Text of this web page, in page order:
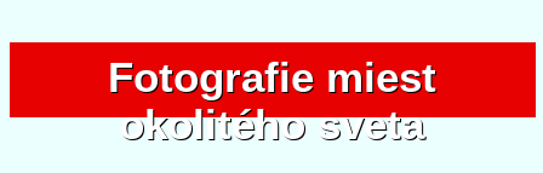
Fotografie miest
okolitého sveta
Fotografie miest
okolitého sveta